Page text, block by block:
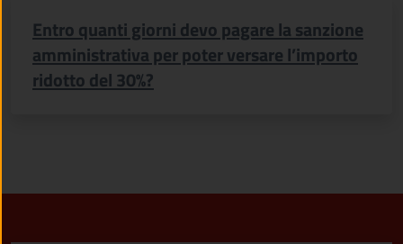
Entro quanti giorni devo pagare la sanzione
amministrativa per poter versare l’importo
ridotto del 30%?